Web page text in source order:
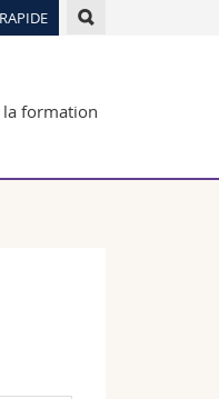
la formation